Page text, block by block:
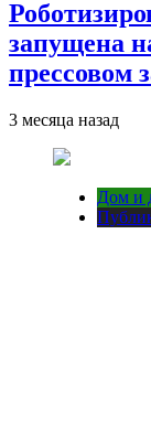
запущена
прессовом
3 месяца назад
Дом и